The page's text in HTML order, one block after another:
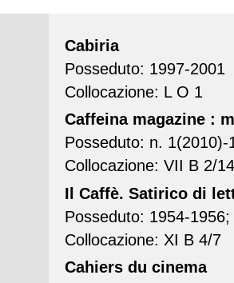
Cabiria
Posseduto: 1997-2001
Collocazione: L O 1
Caffeina magazine :
Posseduto: n. 1(2010)-
Collocazione: VII B 2/14
Il Caffè. Satirico di
Posseduto: 1954-
Collocazione: XI B 4/7
Cahiers du cinema